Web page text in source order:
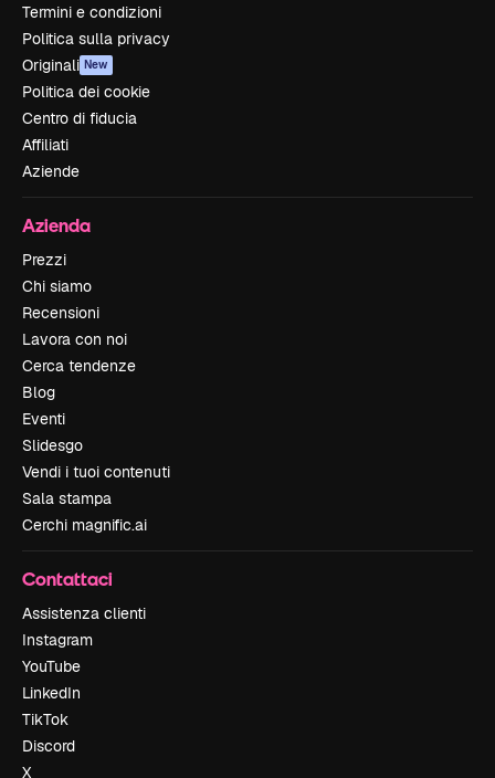
Termini e condizioni
Politica sulla privacy
Originali New
Politica dei cookie
Centro di fiducia
Affiliati
Aziende
Azienda
Prezzi
Chi siamo
Recensioni
Lavora con noi
Cerca tendenze
Blog
Eventi
Slidesgo
Vendi i tuoi contenuti
Sala stampa
Cerchi magnific.ai
Contattaci
Assistenza clienti
Instagram
YouTube
LinkedIn
TikTok
Discord
X